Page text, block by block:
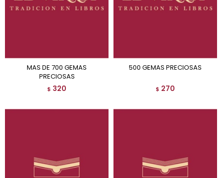
MAS DE 700 GEMAS
PRECIOSAS
$ 320
500 GEMAS PRECIOSAS
$ 270